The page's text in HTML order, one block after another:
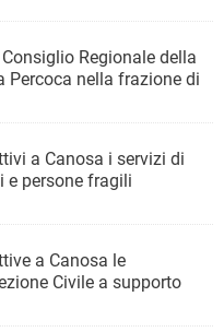
Regionale della
Percoca nella frazione di
a Canosa i servizi di
e persone fragili
a Canosa le
Civile a supporto